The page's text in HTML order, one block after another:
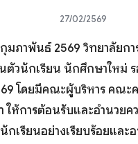
27/02/2569
มภาพันธ์ 2569 วิทยาลัยกา
นตัวนักเรียน นักศึกษาใหม่ ร
โดยมีคณะผู้บริหาร คณะ
ให้การต้อนรับและอำนวย
กเรียนอย่างเรียบร้อยและ